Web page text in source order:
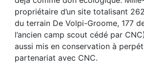
propriétaire d’un site totalisant
du terrain De Volpi-Groome, 177
l’ancien camp scout cédé par
aussi mis en conservation à
partenariat avec CNC.